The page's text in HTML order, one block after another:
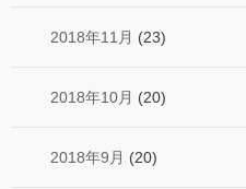
2018年11月 (23)
2018年10月 (20)
2018年9月 (20)